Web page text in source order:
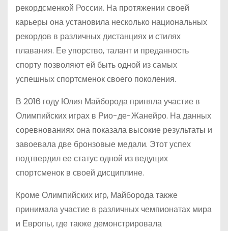
рекордсменкой России. На протяжении своей
карьеры она установила несколько национальных
рекордов в различных дистанциях и стилях
плавания. Ее упорство, талант и преданность
спорту позволяют ей быть одной из самых
успешных спортсменок своего поколения.
В 2016 году Юлия Майборода приняла участие в
Олимпийских играх в Рио-де-Жанейро. На данных
соревнованиях она показала высокие результаты и
завоевала две бронзовые медали. Этот успех
подтвердил ее статус одной из ведущих
спортсменок в своей дисциплине.
Кроме Олимпийских игр, Майборода также
принимала участие в различных чемпионатах мира
и Европы, где также демонстрировала